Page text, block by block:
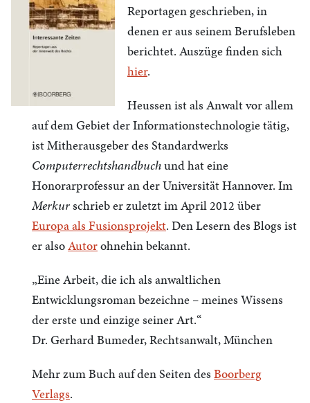
Reportagen geschrieben, in
denen er aus seinem Berufsleben
berichtet. Auszüge finden sich
hier.
Heussen ist als Anwalt vor allem
auf dem Gebiet der Informationstechnologie tätig,
ist Mitherausgeber des Standardwerks
Computerrechtshandbuchund hat eine
Honorarprofessur an der Universität Hannover. Im
Merkurschrieb er zuletzt im April 2012 über
Europa als Fusionsprojekt. Den Lesern des Blogs ist
er alsoAutorohnehin bekannt.
„Eine Arbeit, die ich als anwaltlichen
Entwicklungsroman bezeichne – meines Wissens
der erste und einzige seiner Art.“
Dr. Gerhard Bumeder, Rechtsanwalt, München
Mehr zum Buch auf den Seiten des Boorberg
Verlags.